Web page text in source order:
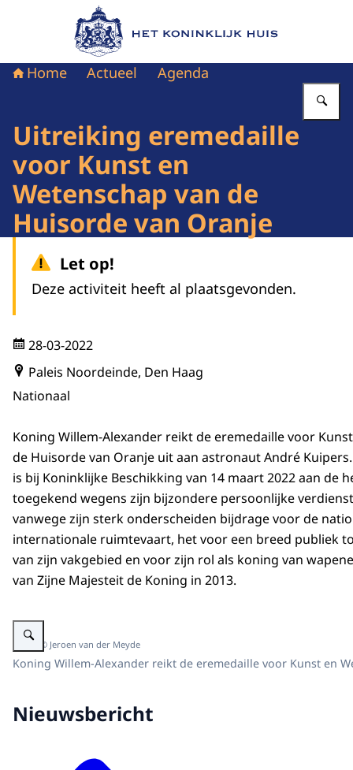
Naar de homepage van Het Koninklijk Huis
Home Actueel Agenda
Uitreiking eremedaille
voor Kunst en
Wetenschap van de
Huisorde van Oranje
Let op!
Deze activiteit heeft al plaatsgevonden.
28-03-2022
Paleis Noordeinde, Den Haag
Nationaal
Koning Willem-Alexander reikt de eremedaille voor
de Huisorde van Oranje uit aan astronaut André
is bij Koninklijke Beschikking van 14 maart 2022 aan de
toegekend wegens zijn bijzondere persoonlijke
vanwege zijn sterk onderscheiden bijdrage voor de
internationale ruimtevaart, het voor een breed publiek
van zijn vakgebied en voor zijn rol als koning van
van Zijne Majesteit de Koning in 2013.
Vergroot afbeelding Koning Willem-Alexander reikt de eremedaille voor
Beeld: © Jeroen van der Meyde
Koning Willem-Alexander reikt de eremedaille voor Kunst en
Nieuwsbericht